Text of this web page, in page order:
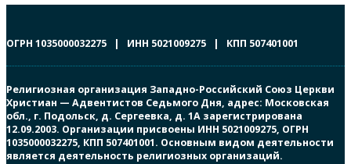
ОГРН 1035000032275 | ИНН 5021009275 | КПП 507401001
Религиозная организация Западно-Российский Союз Церкви
Христиан — Адвентистов Седьмого Дня, адрес: Московская
обл., г. Подольск, д. Сергеевка, д. 1А зарегистрирована
12.09.2003. Организации присвоены ИНН 5021009275, ОГРН
1035000032275, КПП 507401001. Основным видом деятельности
является деятельность религиозных организаций.